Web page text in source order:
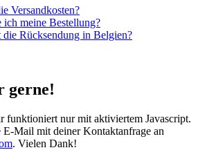
Versandkosten?
ich meine Bestellung?
Rücksendung in Belgien?
gerne!
funktioniert nur mit aktiviertem Javascript.
E-Mail mit deiner Kontaktanfrage an
. Vielen Dank!